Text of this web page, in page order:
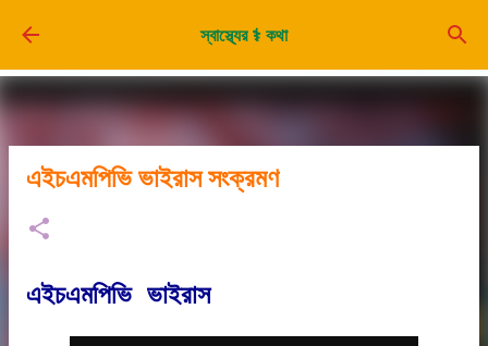
সরাসরি প্রধান সামগ্রীতে চলে যান
স্বাস্থ্যের ⚕️ কথা
এইচএমপিভি ভাইরাস সংক্রমণ
এইচএমপিভি ভাইরাস